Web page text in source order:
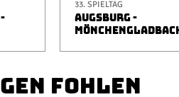
-
33. SPIELTAG
AUGSBURG -
FOHLEN